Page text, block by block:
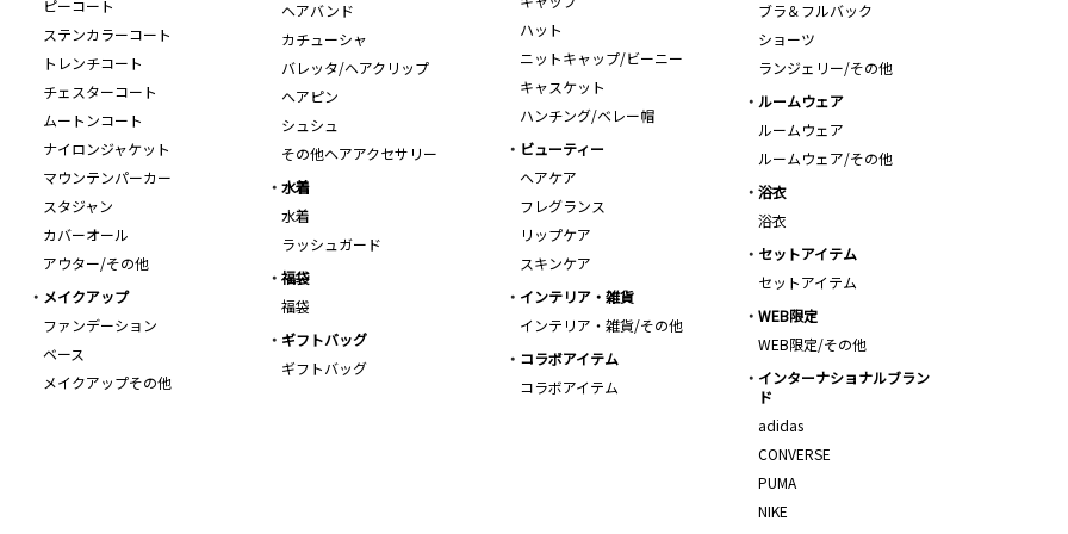
ピーコート
ステンカラーコート
トレンチコート
チェスターコート
ムートンコート
ナイロンジャケット
マウンテンパーカー
スタジャン
カバーオール
アウター/その他
ヘアバンド
カチューシャ
バレッタ/ヘアクリップ
ヘアピン
シュシュ
その他ヘアアクセサリー
ハット
ニットキャップ/ビーニー
キャスケット
ハンチング/ベレー帽
ブラ＆フルバック
ショーツ
ランジェリー/その他
ルームウェア
ルームウェア
ルームウェア/その他
ビューティー
ヘアケア
フレグランス
リップケア
スキンケア
水着
水着
ラッシュガード
浴衣
浴衣
セットアイテム
セットアイテム
福袋
福袋
メイクアップ
ファンデーション
ベース
メイクアップその他
インテリア・雑貨
インテリア・雑貨/その他
WEB限定
WEB限定/その他
ギフトバッグ
ギフトバッグ
コラボアイテム
コラボアイテム
インターナショナルブラン
ド
adidas
CONVERSE
PUMA
NIKE